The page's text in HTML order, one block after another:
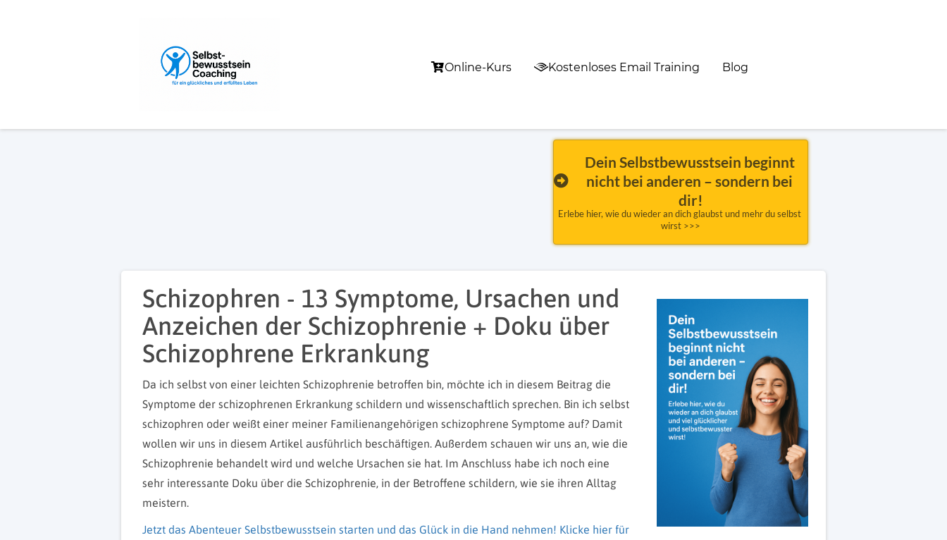
Online-Kurs Kostenloses Email Training Blog
Dein Selbstbewusstsein beginnt
nicht bei anderen – sondern bei
dir!
Erlebe hier, wie du wieder an dich glaubst und mehr du selbst
wirst >>>
Schizophren - 13 Symptome, Ursachen und
Anzeichen der Schizophrenie + Doku über
Schizophrene Erkrankung
Da ich selbst von einer leichten Schizophrenie betroffen bin, möchte ich in diesem Beitrag die
Symptome der schizophrenen Erkrankung schildern und wissenschaftlich sprechen. Bin ich selbst
schizophren oder weißt einer meiner Familienangehörigen schizophrene Symptome auf? Damit
wollen wir uns in diesem Artikel ausführlich beschäftigen. Außerdem schauen wir uns an, wie die
Schizophrenie behandelt wird und welche Ursachen sie hat. Im Anschluss habe ich noch eine
sehr interessante Doku über die Schizophrenie, in der Betroffene schildern, wie sie ihren Alltag
meistern.
Jetzt das Abenteuer Selbstbewusstsein starten und das Glück in die Hand nehmen! Klicke hier für